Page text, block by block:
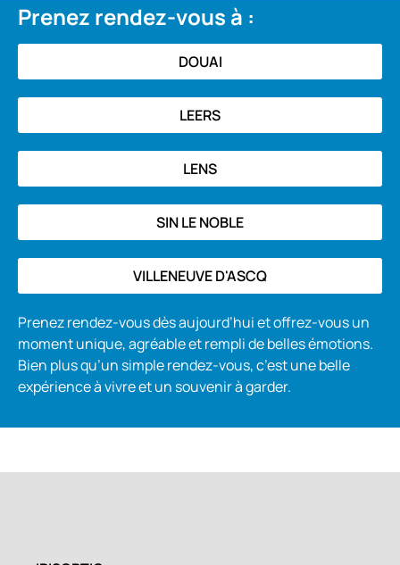
Prenez rendez-vous à :
DOUAI
LEERS
LENS
SIN LE NOBLE
VILLENEUVE D'ASCQ
Prenez rendez-vous dès aujourd’hui et offrez-vous un
moment unique, agréable et rempli de belles émotions.
Bien plus qu’un simple rendez-vous, c’est une belle
expérience à vivre et un souvenir à garder.